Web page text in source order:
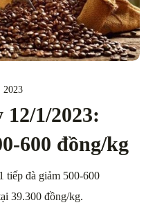
2023
12/1/2023:
600 đồng/kg
tiếp đà giảm 500-600
39.300 đồng/kg.